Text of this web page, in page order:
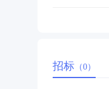
招标 （0）